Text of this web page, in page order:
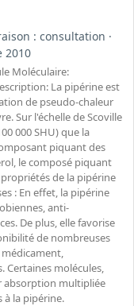
: consultation ·
2010
Moléculaire:
La pipérine est
de pseudo-chaleur
Sur l'échelle de Scoville
000 SHU) que la
piquant des
le composé piquant
de la pipérine
: En effet, la pipérine
anti-
De plus, elle favorise
de nombreuses
Certaines molécules,
absorption multipliée
à la pipérine.